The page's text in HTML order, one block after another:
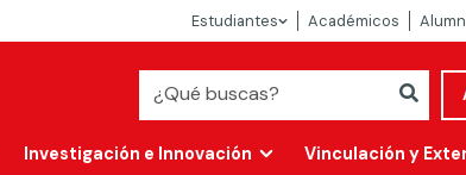
Estudiantes Académicos
Investigación e Innovación Vinculación y